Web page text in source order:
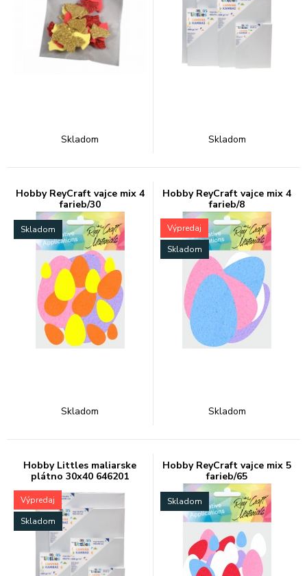
Skladom Skladom
Hobby ReyCraft vajce mix 4
farieb/30
Skladom
Skladom
Hobby ReyCraft vajce mix 4
farieb/8
Výpredaj
Skladom
Skladom
Hobby Littles maliarske
plátno 30x40 646201
Výpredaj
Skladom
Hobby ReyCraft vajce mix 5
farieb/65
Skladom